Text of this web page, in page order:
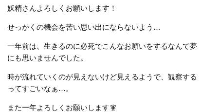
妖精さんよろしくお願いします！
せっかくの機会を苦い思い出にならないよう…
一年前は、生きるのに必死でこんなお願いをするなんて夢
にも思いませんでした。
時が流れていくのが見えないけど見えるようで、観察する
ってすごいなぁ…。
また一年よろしくお願いします🧚